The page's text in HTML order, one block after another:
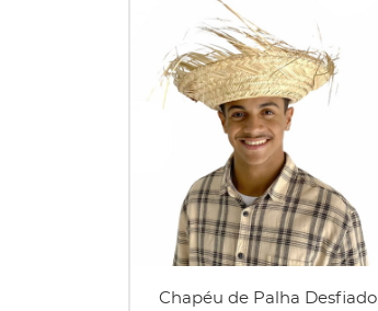
Chapéu de Palha Desfiado